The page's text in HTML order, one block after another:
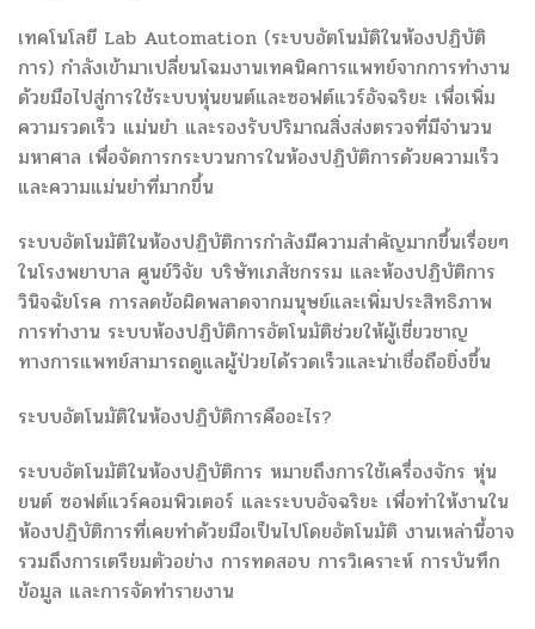
เทคโนโลยี Lab Automation (ระบบอัตโนมัติในห้องปฏิบัติ
การ) กำลังเข้ามาเปลี่ยนโฉมงานเทคนิคการแพทย์จากการทำงาน
ด้วยมือไปสู่การใช้ระบบหุ่นยนต์และซอฟต์แวร์อัจฉริยะ เพื่อเพิ่ม
ความรวดเร็ว แม่นยำ และรองรับปริมาณสิ่งส่งตรวจที่มีจำนวน
มหาศาล เพื่อจัดการกระบวนการในห้องปฏิบัติการด้วยความเร็ว
และความแม่นยำที่มากขึ้น
ระบบอัตโนมัติในห้องปฏิบัติการกำลังมีความสำคัญมากขึ้นเรื่อยๆ
ในโรงพยาบาล ศูนย์วิจัย บริษัทเภสัชกรรม และห้องปฏิบัติการ
วินิจฉัยโรค การลดข้อผิดพลาดจากมนุษย์และเพิ่มประสิทธิภาพ
การทำงาน ระบบห้องปฏิบัติการอัตโนมัติช่วยให้ผู้เชี่ยวชาญ
ทางการแพทย์สามารถดูแลผู้ป่วยได้รวดเร็วและน่าเชื่อถือยิ่งขึ้น
ระบบอัตโนมัติในห้องปฏิบัติการคืออะไร?
ระบบอัตโนมัติในห้องปฏิบัติการ หมายถึงการใช้เครื่องจักร หุ่น
ยนต์ ซอฟต์แวร์คอมพิวเตอร์ และระบบอัจฉริยะ เพื่อทำให้งานใน
ห้องปฏิบัติการที่เคยทำด้วยมือเป็นไปโดยอัตโนมัติ งานเหล่านี้อาจ
รวมถึงการเตรียมตัวอย่าง การทดสอบ การวิเคราะห์ การบันทึก
ข้อมูล และการจัดทำรายงาน